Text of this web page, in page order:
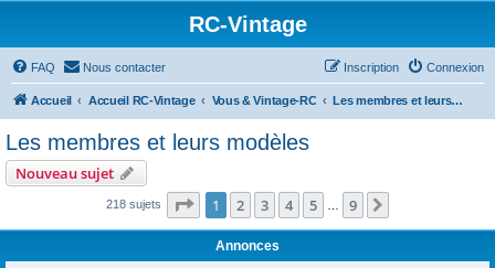
RC-Vintage
FAQ Nous contacter Connexion
Inscription
Accueil Accueil RC-Vintage Vous & Vintage-RC Les membres et leurs modèles
Les membres et leurs modèles
Nouveau sujet
218 sujets Page 1sur9
1 2 3 4 5 9
Annonces